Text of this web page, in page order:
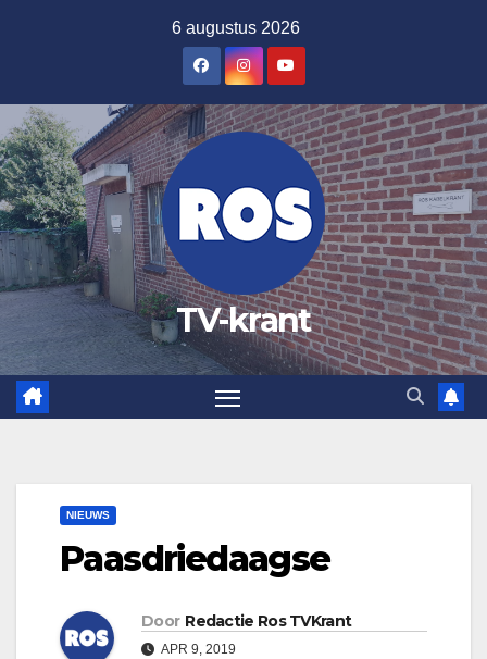
inhoud
6 augustus 2026
TV-krant
NIEUWS
Paasdriedaagse
Door Redactie Ros TVKrant
APR 9, 2019